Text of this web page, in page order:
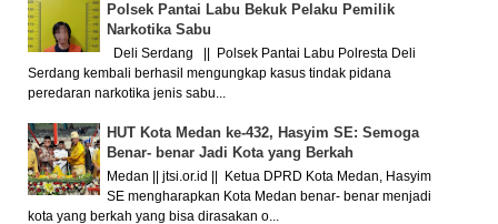
Polsek Pantai Labu Bekuk Pelaku Pemilik
Narkotika Sabu
Deli Serdang || Polsek Pantai Labu Polresta Deli
Serdang kembali berhasil mengungkap kasus tindak pidana
peredaran narkotika jenis sabu...
HUT Kota Medan ke-432, Hasyim SE: Semoga
Benar- benar Jadi Kota yang Berkah
Medan || jtsi.or.id || Ketua DPRD Kota Medan, Hasyim
SE mengharapkan Kota Medan benar- benar menjadi
kota yang berkah yang bisa dirasakan o...